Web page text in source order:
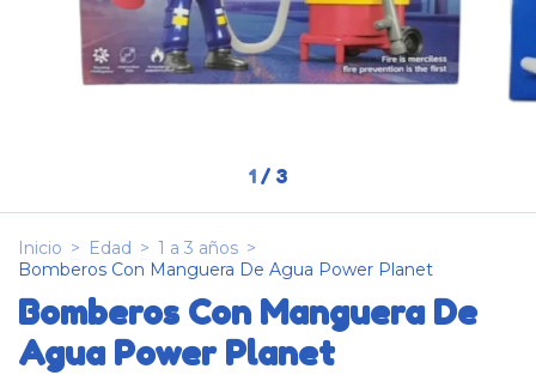
1 / 3
Inicio > Edad > 1 a 3 años >
Bomberos Con Manguera De Agua Power Planet
Bomberos Con Manguera De
Agua Power Planet